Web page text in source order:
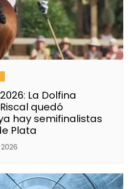
La Dolfina
quedó
hay semifinalistas
Plata